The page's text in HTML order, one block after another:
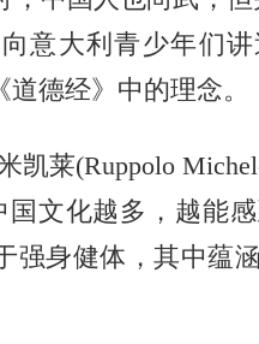
意大利青少年们
德经》中的理念。
莱(Ruppolo
文化越多，越能
强身健体，其中蕴